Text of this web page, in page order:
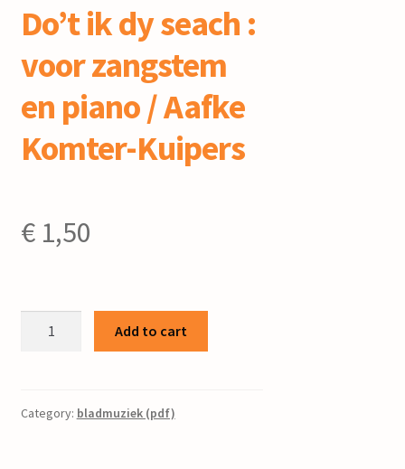
Do’t ik dy seach :
voor zangstem
en piano / Aafke
Komter-Kuipers
€1,50
:
Add to cart
Category: bladmuziek (pdf)